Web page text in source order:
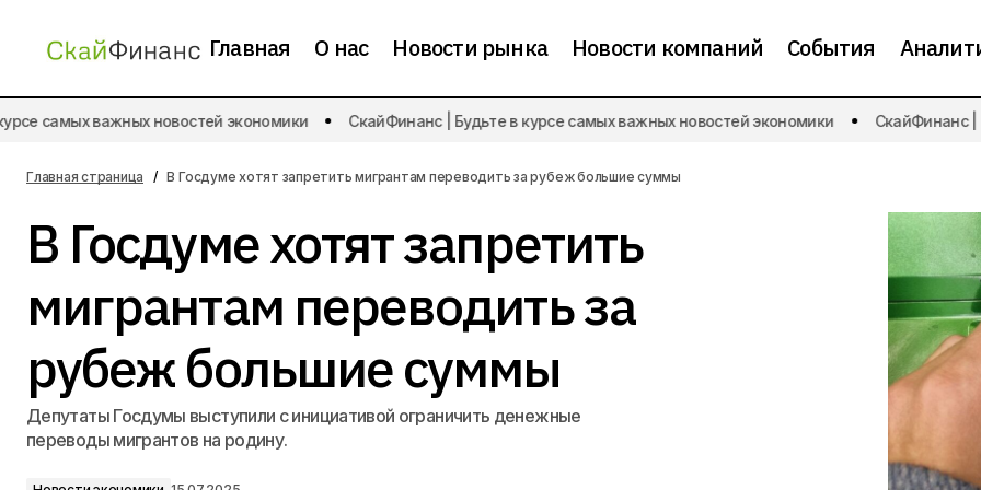
Главная О нас Новости рынка Новости компаний События
Т-Банк выпустит
Новости
В Госдуме хотят запретить мигрантам переводить за
самых важных новостей экономики СкайФинанс | Будьте в курсе самых важных новостей экономики СкайФинанс |
Главная страница В Госдуме хотят запретить мигрантам переводить за рубеж большие суммы
В Госдуме хотят запретить
мигрантам переводить за
рубеж большие суммы
Депутаты Госдумы выступили с инициативой ограничить денежные
переводы мигрантов на родину.